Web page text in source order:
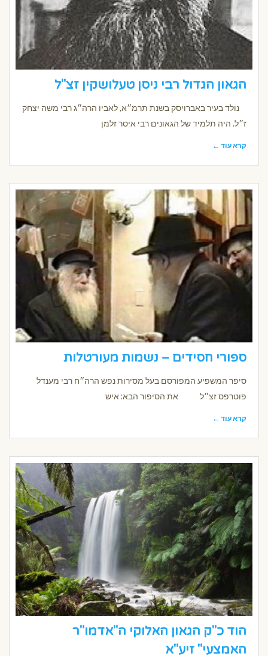
הגאון הגדול רבי ניסן טעלושקין זצ"ל
נולד בעיר באברויסק בשנת תרמ״א, לאביו הרה״ג רבי משה יצחק
ז״ל. היה תלמיד של הגאונים רבי איסר זלמן
קרא עוד ←
ספורי חסידים – נשמות מעורטלות
סיפר המשפיע המפורסם בעל מסירות נפש הרה״ח רבי מענדל
פוטרפס זצ״ל את הסיפור הבא: איש
קרא עוד ←
הוד כ"ק הגאון האלוקי ה"אדמו"ר
האמצעי" זיע"א